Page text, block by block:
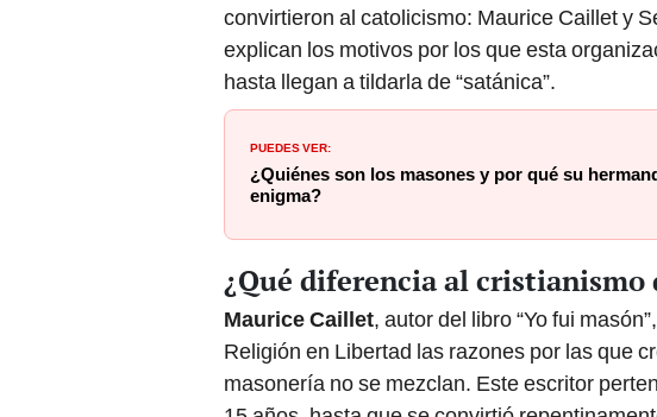
convirtieron al catolicismo: Maurice Caillet y
explican los motivos por los que esta
hasta llegan a tildarla de “satánica”.
PUEDES VER:
¿Quiénes son los masones y por qué su
enigma?
¿Qué diferencia al cristianismo
Maurice Caillet, autor del libro “Yo fui
Religión en Libertad las razones por las que
masonería no se mezclan. Este escritor